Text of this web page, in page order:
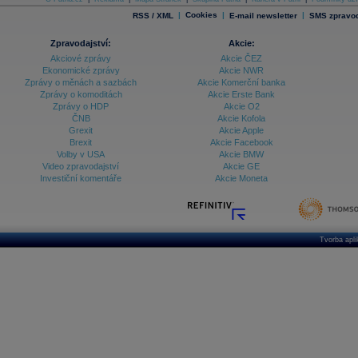
Databanka - Indexy
Databanka - Měnové kurzy
Databanka - Trh práce
Databanka - Úrokové sazby
Databanka - Veřejné rozpočty
Databanka - Zahraniční obchod a platební
Databanka akcie - ČR
Denní finanční zpravodaj
RSS / XML | Cookies | E-mail newsletter | SMS
Zpravodajství:
Akciové zprávy
Ekonomické zprávy
Zprávy o měnách a sazbách
Zprávy o komoditách
Zprávy o HDP
ČNB
Grexit
Brexit
Volby v USA
Video zpravodajství
Investiční komentáře
Akcie:
Akcie ČEZ
Akcie NWR
Akcie Komerční banka
Akcie Erste Bank
Akcie O2
Akcie Kofola
Akcie Apple
Akcie Facebook
Akcie BMW
Akcie GE
Akcie Moneta
Tvorba